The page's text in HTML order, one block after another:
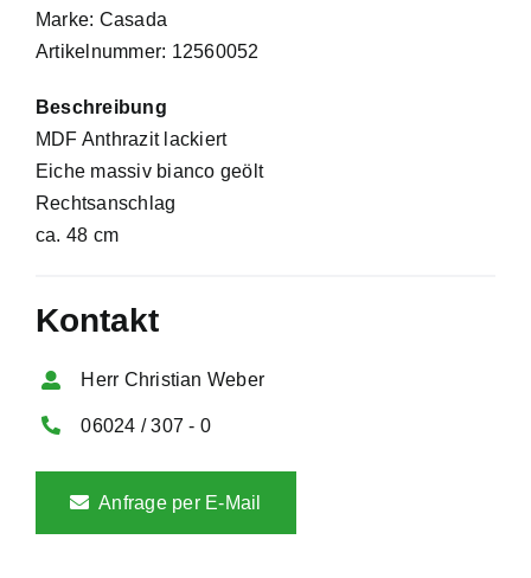
Marke: Casada
Artikelnummer: 12560052
Beschreibung
MDF Anthrazit lackiert
Eiche massiv bianco geölt
Rechtsanschlag
ca. 48 cm
Kontakt
Herr Christian Weber
06024 / 307 - 0
Anfrage per E-Mail